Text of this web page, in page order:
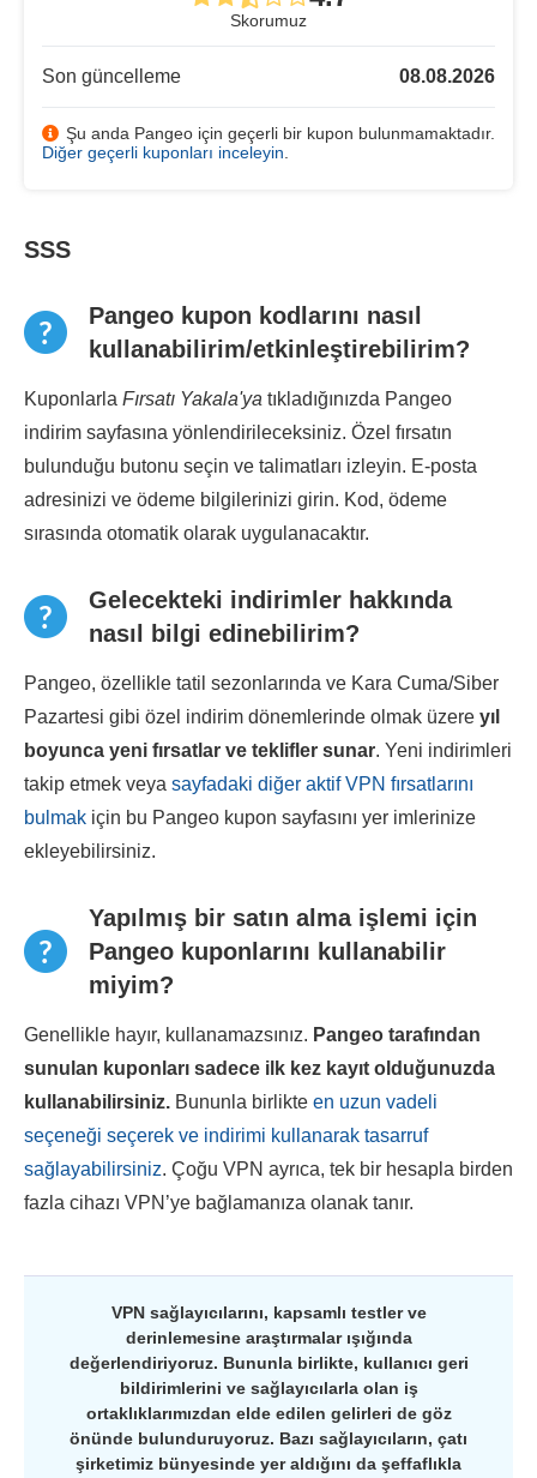
Skorumuz
Son güncelleme 08.08.2026
Şu anda Pangeo için geçerli bir kupon bulunmamaktadır.
Diğer geçerli kuponları inceleyin
SSS
Pangeo kupon kodlarını nasıl
kullanabilirim/etkinleştirebilirim?
Kuponlarla Fırsatı Yakala'ya tıkladığınızda Pangeo
indirim sayfasına yönlendirileceksiniz. Özel fırsatın
bulunduğu butonu seçin ve talimatları izleyin. E-posta
adresinizi ve ödeme bilgilerinizi girin. Kod, ödeme
sırasında otomatik olarak uygulanacaktır.
Gelecekteki indirimler hakkında
nasıl bilgi edinebilirim?
Pangeo, özellikle tatil sezonlarında ve Kara Cuma/Siber
Pazartesi gibi özel indirim dönemlerinde olmak üzere yıl
boyunca yeni fırsatlar ve teklifler sunar. Yeni indirimleri
takip etmek veya sayfadaki diğer aktif VPN fırsatlarını
bulmak için bu Pangeo kupon sayfasını yer imlerinize
ekleyebilirsiniz.
Yapılmış bir satın alma işlemi için
Pangeo kuponlarını kullanabilir
miyim?
Genellikle hayır, kullanamazsınız. Pangeo tarafından
sunulan kuponları sadece ilk kez kayıt olduğunuzda
kullanabilirsiniz. Bununla birlikte en uzun vadeli
seçeneği seçerek ve indirimi kullanarak tasarruf
sağlayabilirsiniz. Çoğu VPN ayrıca, tek bir hesapla birden
fazla cihazı VPN’ye bağlamanıza olanak tanır.
VPN sağlayıcılarını, kapsamlı testler ve
derinlemesine araştırmalar ışığında
değerlendiriyoruz. Bununla birlikte, kullanıcı geri
bildirimlerini ve sağlayıcılarla olan iş
ortaklıklarımızdan elde edilen gelirleri de göz
önünde bulunduruyoruz. Bazı sağlayıcıların, çatı
şirketimiz bünyesinde yer aldığını da şeffaflıkla